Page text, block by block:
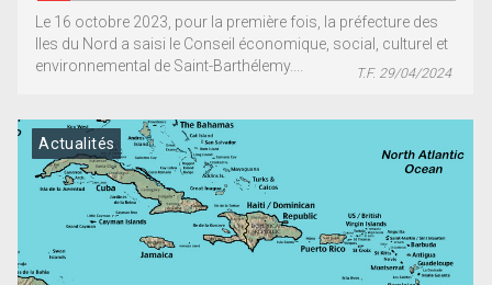
Le 16 octobre 2023, pour la première fois, la préfecture des
Iles du Nord a saisi le Conseil économique, social, culturel et
environnemental de Saint-Barthélemy....
T.F. 29/04/2024
Actualités